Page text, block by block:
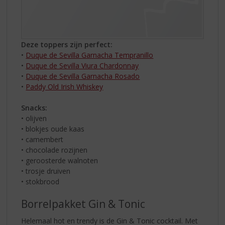
Deze toppers zijn perfect:
• Duque de Sevilla Garnacha Tempranillo
• Duque de Sevilla Viura Chardonnay
• Duque de Sevilla Garnacha Rosado
• Paddy Old Irish Whiskey
Snacks:
• olijven
• blokjes oude kaas
• camembert
• chocolade rozijnen
• geroosterde walnoten
• trosje druiven
• stokbrood
Borrelpakket Gin & Tonic
Helemaal hot en trendy is de Gin & Tonic cocktail. Met